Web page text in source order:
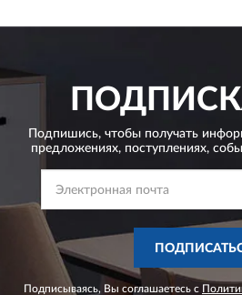
Подпишись, чтобы получать
предложениях, поступлениях,
Подписываясь, Вы соглашаетесь с